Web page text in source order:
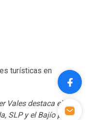
Vales destaca el
SLP y el Bajío para el